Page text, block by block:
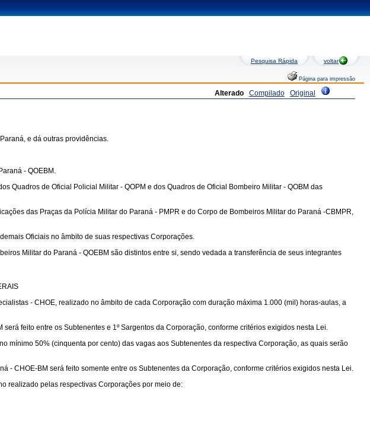
Pesquisa Rápida voltar
Página para impressão
Alterado Compilado Original
e dá outras providências.
- QOEBM.
Quadros de Oficial Policial Militar - QOPM e dos Quadros de Oficial Bombeiro Militar - QOBM das
das Praças da Polícia Militar do Paraná - PMPR e do Corpo de Bombeiros Militar do Paraná -CBMPR,
Oficiais no âmbito de suas respectivas Corporações.
Militar do Paraná - QOEBM são distintos entre si, sendo vedada a transferência de seus integrantes
- CHOE, realizado no âmbito de cada Corporação com duração máxima 1.000 (mil) horas-aulas, a
feito entre os Subtenentes e 1º Sargentos da Corporação, conforme critérios exigidos nesta Lei.
mínimo 50% (cinquenta por cento) das vagas aos Subtenentes da respectiva Corporação, as quais serão
CHOE-BM será feito somente entre os Subtenentes da Corporação, conforme critérios exigidos nesta Lei.
realizado pelas respectivas Corporações por meio de: